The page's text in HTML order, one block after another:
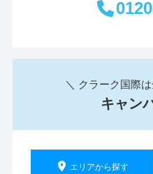
＼ クラーク国際
キャン
エリアから探す